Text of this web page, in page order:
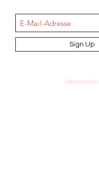
Sign Up
Information